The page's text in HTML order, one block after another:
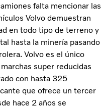
falta mencionar las
Volvo demuestran
en todo tipo de terreno y
hasta la minería pasando
Volvo es el único
super reducidas
con hasta 325
que ofrece un tercer
hace 2 años se